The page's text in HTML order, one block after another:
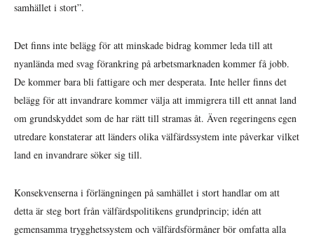
samhället i stort”.
Det finns inte belägg för att minskade bidrag kommer leda till att
nyanlända med svag förankring på arbetsmarknaden kommer få jobb.
De kommer bara bli fattigare och mer desperata. Inte heller finns det
belägg för att invandrare kommer välja att immigrera till ett annat land
om grundskyddet som de har rätt till stramas åt. Även regeringens egen
utredare konstaterar att länders olika välfärdssystem inte påverkar vilket
land en invandrare söker sig till.
Konsekvenserna i förlängningen på samhället i stort handlar om att
detta är steg bort från välfärdspolitikens grundprincip; idén att
gemensamma trygghetssystem och välfärdsförmåner bör omfatta alla